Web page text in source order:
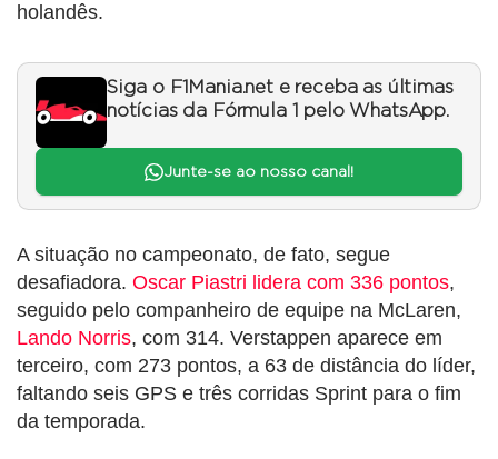
holandês.
Siga o F1Mania.net e receba as últimas
notícias da Fórmula 1 pelo WhatsApp.
Junte-se ao nosso canal!
A situação no campeonato, de fato, segue
desafiadora. Oscar Piastri lidera com 336 pontos,
seguido pelo companheiro de equipe na McLaren,
Lando Norris, com 314. Verstappen aparece em
terceiro, com 273 pontos, a 63 de distância do líder,
faltando seis GPS e três corridas Sprint para o fim
da temporada.